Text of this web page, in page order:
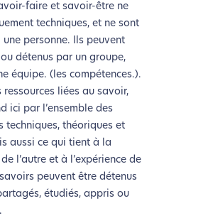
faire et savoir-être ne
techniques, et ne sont
personne. Ils peuvent
détenus par un groupe,
équipe. (les compétences.).
ressources liées au savoir,
ici par l’ensemble des
techniques, théoriques et
aussi ce qui tient à la
l’autre et à l’expérience de
peuvent être détenus
étudiés, appris ou